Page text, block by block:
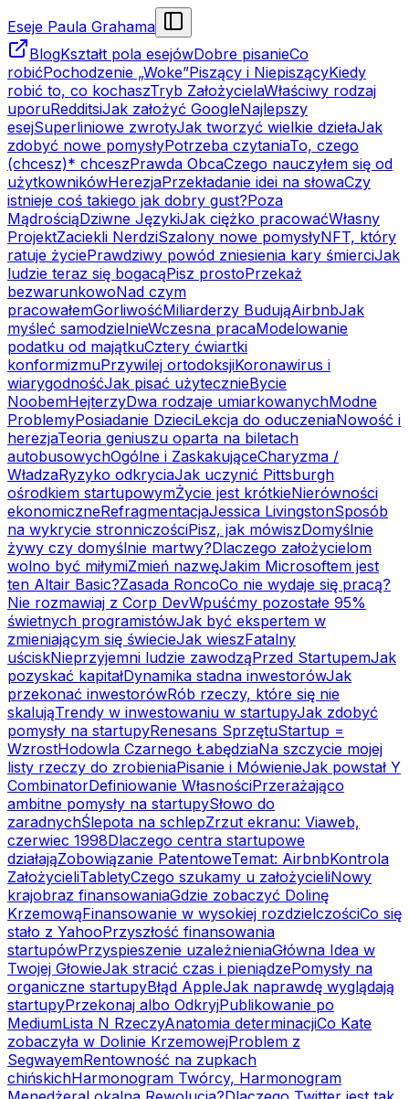
Eseje Paula Grahama
BlogKształt pola esejówDobre pisanieCo
robićPochodzenie „Woke”Piszący i NiepiszącyKiedy
robić to, co kochaszTryb ZałożycielaWłaściwy rodzaj
uporuRedditsiJak założyć GoogleNajlepszy
esejSuperliniowe zwrotyJak tworzyć wielkie dziełaJak
zdobyć nowe pomysłyPotrzeba czytaniaTo, czego
(chcesz)* chceszPrawda ObcaCzego nauczyłem się od
użytkownikówHerezjaPrzekładanie idei na słowaCzy
istnieje coś takiego jak dobry gust?Poza
MądrościąDziwne JęzykiJak ciężko pracowaćWłasny
ProjektZaciekli NerdziSzalony nowe pomysłyNFT, który
ratuje życiePrawdziwy powód zniesienia kary śmierciJak
ludzie teraz się bogacąPisz prostoPrzekaż
bezwarunkowoNad czym
pracowałemGorliwośćMiliarderzy BudująAirbnbJak
myśleć samodzielnieWczesna pracaModelowanie
podatku od majątkuCztery ćwiartki
konformizmuPrzywilej ortodoksjiKoronawirus i
wiarygodnośćJak pisać użytecznieBycie
NoobemHejterzyDwa rodzaje umiarkowanychModne
ProblemyPosiadanie DzieciLekcja do oduczeniaNowość i
herezjaTeoria geniuszu oparta na biletach
autobusowychOgólne i ZaskakująceCharyzma /
WładzaRyzyko odkryciaJak uczynić Pittsburgh
ośrodkiem startupowymŻycie jest krótkieNierówności
ekonomiczneRefragmentacjaJessica LivingstonSposób
na wykrycie stronniczościPisz, jak mówiszDomyślnie
żywy czy domyślnie martwy?Dlaczego założycielom
wolno być miłymiZmień nazwęJakim Microsoftem jest
ten Altair Basic?Zasada RoncoCo nie wydaje się pracą?
Nie rozmawiaj z Corp DevWpuśćmy pozostałe 95%
świetnych programistówJak być ekspertem w
zmieniającym się świecieJak wieszFatalny
uściskNieprzyjemni ludzie zawodząPrzed StartupemJak
pozyskać kapitałDynamika stadna inwestorówJak
przekonać inwestorówRób rzeczy, które się nie
skalująTrendy w inwestowaniu w startupyJak zdobyć
pomysły na startupyRenesans SprzętuStartup =
WzrostHodowla Czarnego ŁabędziaNa szczycie mojej
listy rzeczy do zrobieniaPisanie i MówienieJak powstał Y
CombinatorDefiniowanie WłasnościPrzerażająco
ambitne pomysły na startupySłowo do
zaradnychŚlepota na schlepZrzut ekranu: Viaweb,
czerwiec 1998Dlaczego centra startupowe
działająZobowiązanie PatentoweTemat: AirbnbKontrola
ZałożycieliTabletyCzego szukamy u założycieliNowy
krajobraz finansowaniaGdzie zobaczyć Dolinę
KrzemowąFinansowanie w wysokiej rozdzielczościCo się
stało z YahooPrzyszłość finansowania
startupówPrzyspieszenie uzależnieniaGłówna Idea w
Twojej GłowieJak stracić czas i pieniądzePomysły na
organiczne startupyBłąd AppleJak naprawdę wyglądają
startupyPrzekonaj albo OdkryjPublikowanie po
MediumLista N RzeczyAnatomia determinacjiCo Kate
zobaczyła w Dolinie KrzemowejProblem z
SegwayemRentowność na zupkach
chińskichHarmonogram Twórcy, Harmonogram